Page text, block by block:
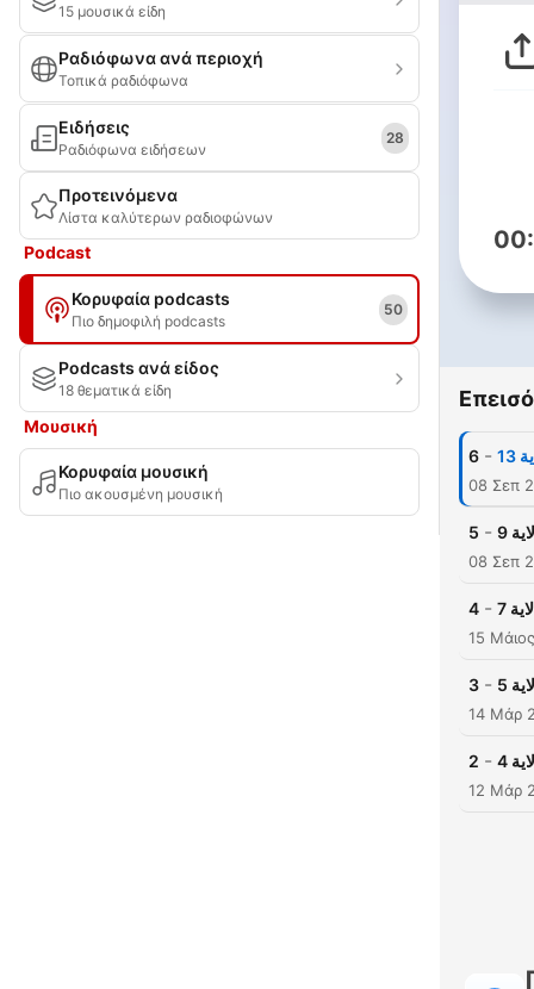
15 μουσικά είδη
Ραδιόφωνα ανά περιοχή
Τοπικά ραδιόφωνα
Ειδήσεις
Ραδιόφωνα ειδήσεων
28
Προτεινόμενα
Λίστα καλύτερων ραδιοφώνων
Podcast
Κορυφαία podcasts
Πιο δημοφιλή podcasts
50
Podcasts ανά είδος
18 θεματικά είδη
Μουσική
Κορυφαία μουσική
Πιο ακουσμένη μουσική
6 -
08 Σεπ
5 -
08 Σεπ
4 -
15
3 -
14 Μάρ
2 -
12 Μάρ